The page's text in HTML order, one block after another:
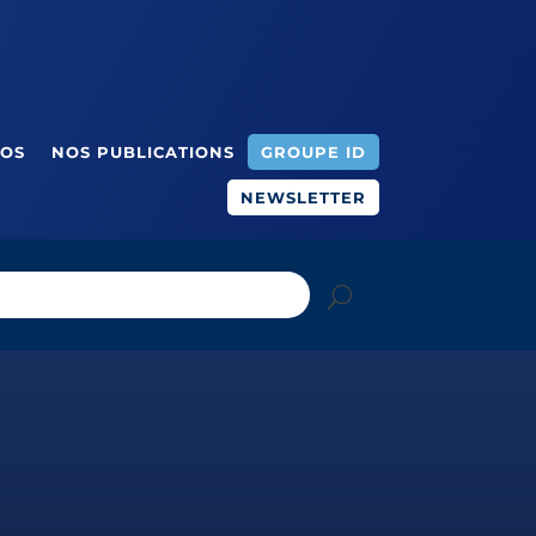
NOS PUBLICATIONS GROUPE ID
NEWSLETTER